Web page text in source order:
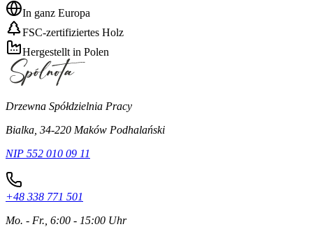
In ganz Europa
FSC-zertifiziertes Holz
Hergestellt in Polen
Drzewna Spółdzielnia Pracy
Bialka, 34-220 Maków Podhalański
NIP 552 010 09 11
+48 338 771 501
Mo. - Fr., 6:00 - 15:00 Uhr